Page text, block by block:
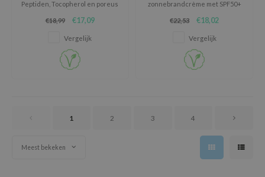
Peptiden, Tocopherol en poreus
€18,99
€17,09
Vergelijk
zonnebrandcrème met SPF50+
hydratatie.
€22,53 €18,02
Vergelijk
1 2 3 4
Meest bekeken